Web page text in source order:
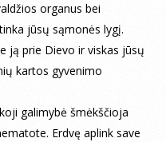
organus bei
jūsų sąmonės lygį.
ją prie Dievo ir viskas jūsų
kartos gyvenimo
galimybė šmėkščioja
Erdvę aplink save